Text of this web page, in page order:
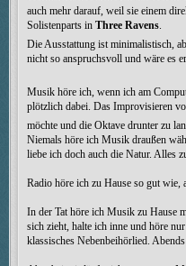
auch mehr darauf, weil sie einem
Solistenparts in Three Ravens.
Die Ausstattung ist minimalistisch,
nicht so anspruchsvoll und wäre es
Musik höre ich, wenn ich am
plötzlich dabei. Das Improvisieren
möchte und die Oktave drunter zu
Niemals höre ich Musik draußen
liebe ich doch auch die Natur. Alles
Radio höre ich zu Hause so gut wie,
In der Tat höre ich Musik zu Hause
sich zieht, halte ich inne und höre
klassisches Nebenbeihörlied.